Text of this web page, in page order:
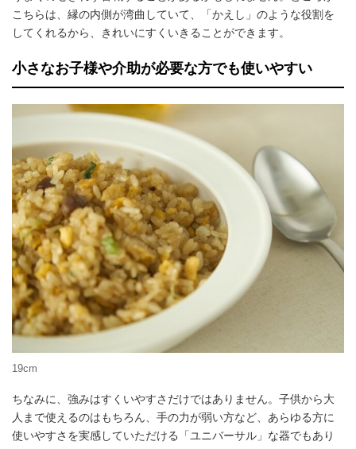
こちらは、縁の内側が湾曲していて、「かえし」のような役割を
してくれるから、きれいにすくいきることができます。
小さなお子様や介助が必要な方でも使いやすい
19cm
ちなみに、強みはすくいやすさだけではありません。子供から大
人まで使えるのはもちろん、手の力が弱い方など、あらゆる方に
使いやすさを実感していただける「ユニバーサル」な器でもあり